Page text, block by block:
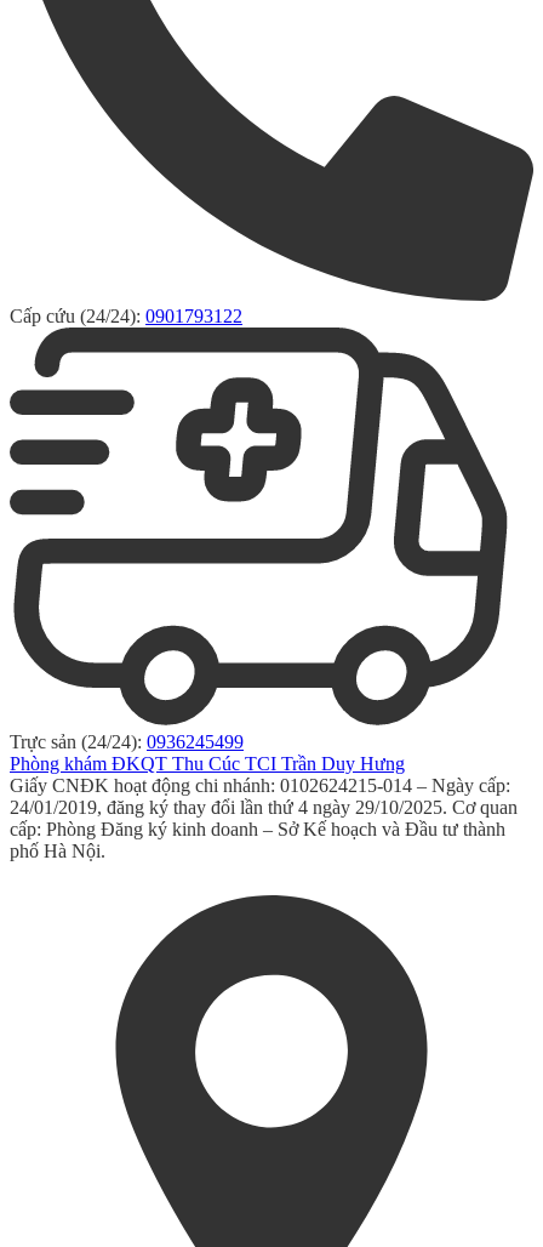
Cấp cứu (24/24): 0901793122
Trực sản (24/24): 0936245499
Phòng khám ĐKQT Thu Cúc TCI Trần Duy Hưng
Giấy CNĐK hoạt động chi nhánh: 0102624215-014 – Ngày cấp:
24/01/2019, đăng ký thay đổi lần thứ 4 ngày 29/10/2025. Cơ quan
cấp: Phòng Đăng ký kinh doanh – Sở Kế hoạch và Đầu tư thành
phố Hà Nội.